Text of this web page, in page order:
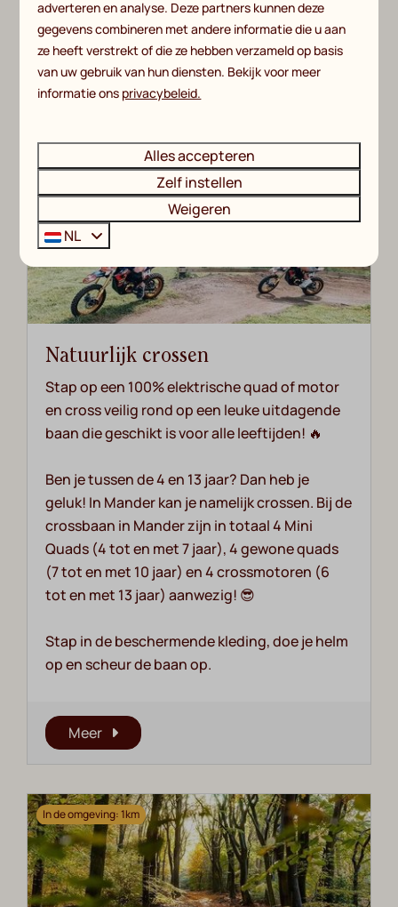
Oldenzaal. Ontdek de sfeervolle binnenstad
met diverse winkelstraten & horeca.
Meer
Natuurlijk crossen
Stap op een 100% elektrische quad of motor
en cross veilig rond op een leuke uitdagende
baan die geschikt is voor alle leeftijden! 🔥
Ben je tussen de 4 en 13 jaar? Dan heb je
geluk! In Mander kan je namelijk crossen. Bij de
crossbaan in Mander zijn in totaal 4 Mini
Quads (4 tot en met 7 jaar), 4 gewone quads
(7 tot en met 10 jaar) en 4 crossmotoren (6
tot en met 13 jaar) aanwezig! 😎
Stap in de beschermende kleding, doe je helm
op en scheur de baan op.
Meer
In de omgeving: 1km
adverteren en analyse. Deze partners kunnen deze
gegevens combineren met andere informatie die u aan
ze heeft verstrekt of die ze hebben verzameld op basis
van uw gebruik van hun diensten. Bekijk voor meer
informatie ons privacybeleid.
Alles accepteren
Zelf instellen
Weigeren
NL